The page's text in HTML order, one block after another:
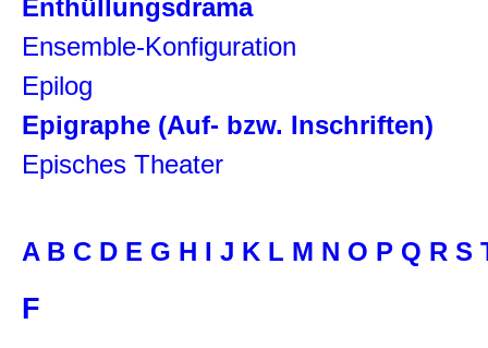
Enthüllungsdrama
Ensemble-Konfiguration
Epilog
Epigraphe (Auf- bzw. Inschriften)
Episches Theater
A B C D E G H I J K L M N O P Q R S
F